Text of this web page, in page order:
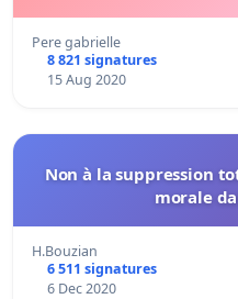
Pere gabrielle
8 821 signatures
15 Aug 2020
Non à la suppression
morale
H.Bouzian
6 511 signatures
6 Dec 2020